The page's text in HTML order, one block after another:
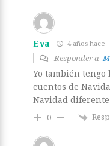
Eva 4 años hace
Responder a
Yo también tengo
cuentos de
Navidad diferente
0